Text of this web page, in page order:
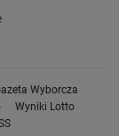
Wyborcza
Wyniki Lotto